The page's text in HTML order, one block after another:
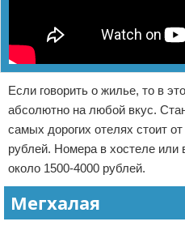
Если говорить о жилье, то в
абсолютно на любой вкус.
самых дорогих отелях стоит
рублей. Номера в хостеле или
около 1500-4000 рублей.
Мегхалая